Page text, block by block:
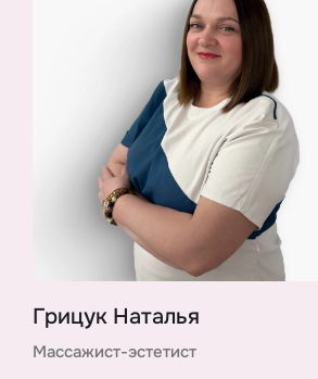
Грицук Наталья
Массажист-эстетист